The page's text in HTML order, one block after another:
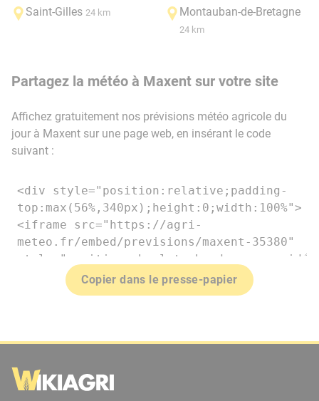
Saint-Gilles 24 km Montauban-de-Bretagne
24 km
Partagez la météo à Maxent sur votre site
Affichez gratuitement nos prévisions météo agricole du
jour à Maxent sur une page web, en insérant le code
suivant :
Copier dans le presse-papier